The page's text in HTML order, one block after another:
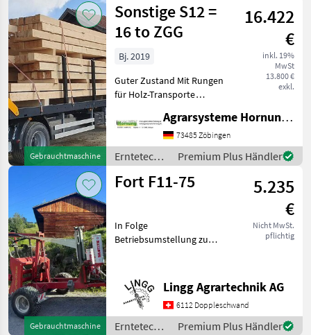
MARKTPLATZ
Marktplatz Händlerangebote Kleinanzeigen
Gebrauchtmaschine
Sonstige S12 =
16 to ZGG
16.422
€
inkl. 19%
MwSt
13.800 €
exkl.
Bj. 2019
Guter Zustand Mit Rungen
für Holz-Transporte
einfach melden Thomas
0171 80 89 838 Erntetechnik
Grünland Ballenwagen
Agrarsysteme Hornung GmbH & Co. KG
73485 Zöbingen
Erntetechnik
Grünland /
Sonstige
Premium Plus Händler
Gebrauchtmaschine
Fort F11-75
5.235
€
Nicht MwSt.
pflichtig
In Folge
Betriebsumstellung zu
Rundballenwickler. Ideal
fürs steile Gelände, da die
Ballen gehalten werden
können. Der Wickle
Lingg Agrartechnik AG
6112 Doppleschwand
Erntetechnik
Premium Plus Händler